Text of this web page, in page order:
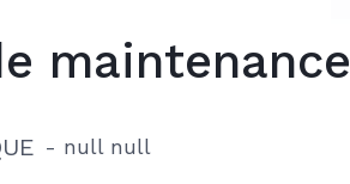
maintenance
- null null